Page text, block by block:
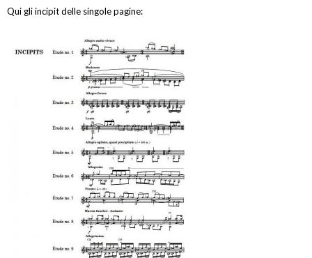
Qui gli incipit delle singole pagine: